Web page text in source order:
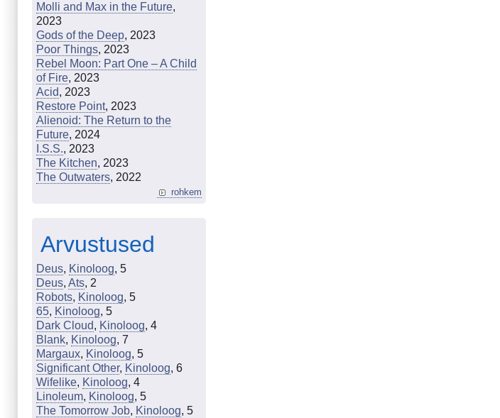
Molli and Max in the Future,
2023
Gods of the Deep, 2023
Poor Things, 2023
Rebel Moon: Part One – A Child
of Fire, 2023
Acid, 2023
Restore Point, 2023
Alienoid: The Return to the
Future, 2024
I.S.S., 2023
The Kitchen, 2023
The Outwaters, 2022
rohkem
Arvustused
Deus, Kinoloog, 5
Deus, Ats, 2
Robots, Kinoloog, 5
65, Kinoloog, 5
Dark Cloud, Kinoloog, 4
Blank, Kinoloog, 7
Margaux, Kinoloog, 5
Significant Other, Kinoloog, 6
Wifelike, Kinoloog, 4
Linoleum, Kinoloog, 5
The Tomorrow Job, Kinoloog, 5